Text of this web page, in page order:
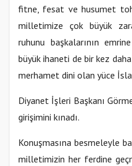
fitne, fesat ve husumet
milletimize çok büyük
ruhunu başkalarının
büyük ihaneti de bir kez
merhamet dini olan yüce
Diyanet İşleri Başkanı
girişimini kınadı.
Konuşmasına besmeleyle
milletimizin her ferdine